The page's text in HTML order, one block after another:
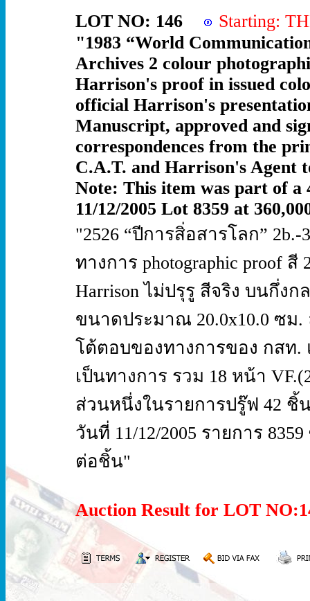
LOT NO: 146
Starting:
"1983 “World
Archives 2 colour
Harrison's proof in issued
official Harrison's
Manuscript, approved and
correspondences from the
C.A.T. and Harrison's Agent
Note: This item was part of a
11/12/2005 Lot 8359 at
"2526 “ปีการสิ่อสารโลก”
ทางการ photographic proof
Harrison ไม่ปรุรู สีจริง บนกึ่ง
ขนาดประมาณ 20.0x10.0 ซม
โต้ตอบของทางการของ กสท.
เป็นทางการ รวม 18 หน้า
ส่วนหนึ่งในรายการปรู๊ฟ 42 ชิ้
วันที่ 11/12/2005 รายการ
ต่อชิ้น"
Auction Result for LOT